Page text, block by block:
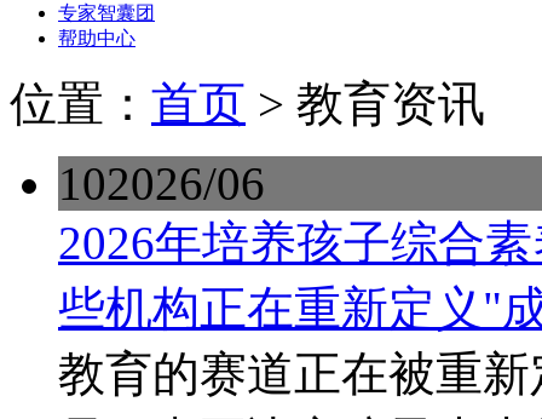
专家智囊团
帮助中心
位置： 首页 > 教育资讯
102026/06
2026年培养孩子综合
些机构正在重新定义"
教育的赛道正在被重